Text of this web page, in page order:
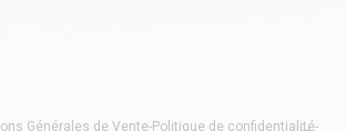
Générales de Vente-Politique de confidentialité-